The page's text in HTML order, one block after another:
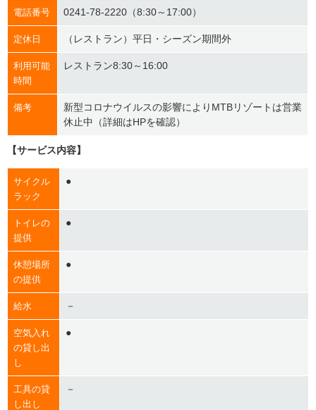
電話番号 0241-78-2220（8:30～17:00）
定休日 （レストラン）平日・シーズン期間外
利用可能
時間
レストラン8:30～16:00
備考
新型コロナウイルスの影響によりMTBリゾートは営業
休止中（詳細はHPを確認）
【サービス内容】
サイクル
ラック
●
トイレの
提供
●
休憩場所
の提供
●
給水 －
空気入れ
の貸し出
し
●
工具の貸
し出し
－